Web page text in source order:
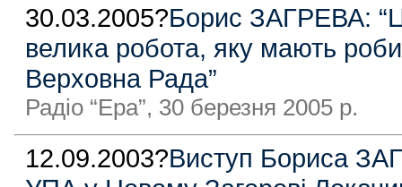
30.03.2005?Борис ЗАГРЕВА:
велика робота, яку мають
Верховна Рада”
Радіо “Ера”, 30 березня 2005 р.
12.09.2003?Виступ Бориса